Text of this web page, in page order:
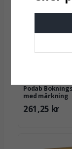
Mått
Ja, ni
Podab
med märkning
261,25 kr